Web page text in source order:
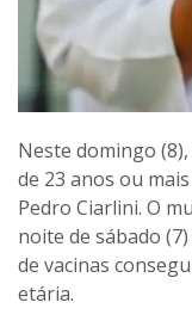
Neste domingo
de 23 anos ou
Pedro Ciarlini. O
noite de sábado
de vacinas
etária.